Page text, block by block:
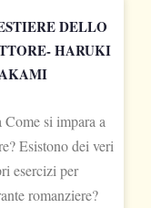
DELLO
HARUKI
Come si impara a
Esistono dei veri
esercizi per
romanziere?